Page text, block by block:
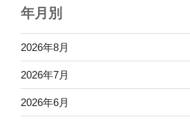
年月別
2026年8月
2026年7月
2026年6月